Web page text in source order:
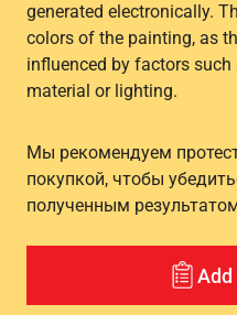
generated electronically.
colors of the painting, as
influenced by factors
material or lighting.
Мы рекомендуем
покупкой, чтобы
полученным